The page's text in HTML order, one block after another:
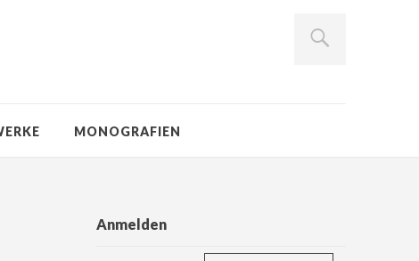
MONOGRAFIEN
Anmelden